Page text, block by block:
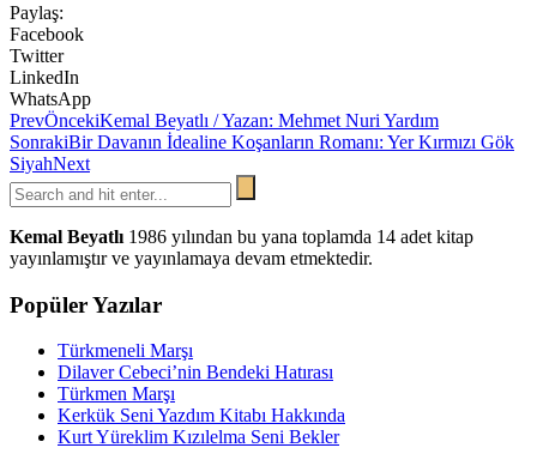
Paylaş:
Facebook
Twitter
LinkedIn
WhatsApp
PrevÖncekiKemal Beyatlı / Yazan: Mehmet Nuri Yardım
SonrakiBir Davanın İdealine Koşanların Romanı: Yer Kırmızı Gök
SiyahNext
Kemal Beyatlı 1986 yılından bu yana toplamda 14 adet kitap
yayınlamıştır ve yayınlamaya devam etmektedir.
Popüler Yazılar
Türkmeneli Marşı
Dilaver Cebeci’nin Bendeki Hatırası
Türkmen Marşı
Kerkük Seni Yazdım Kitabı Hakkında
Kurt Yüreklim Kızılelma Seni Bekler